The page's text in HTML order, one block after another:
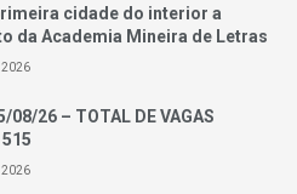
cidade do interior a
da Academia Mineira de Letras
2026
08/26 – TOTAL DE VAGAS
515
2026